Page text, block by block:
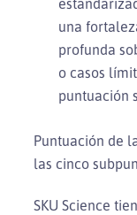
una
profunda
o casos
puntuación
Puntuación de
las cinco
SKU Science